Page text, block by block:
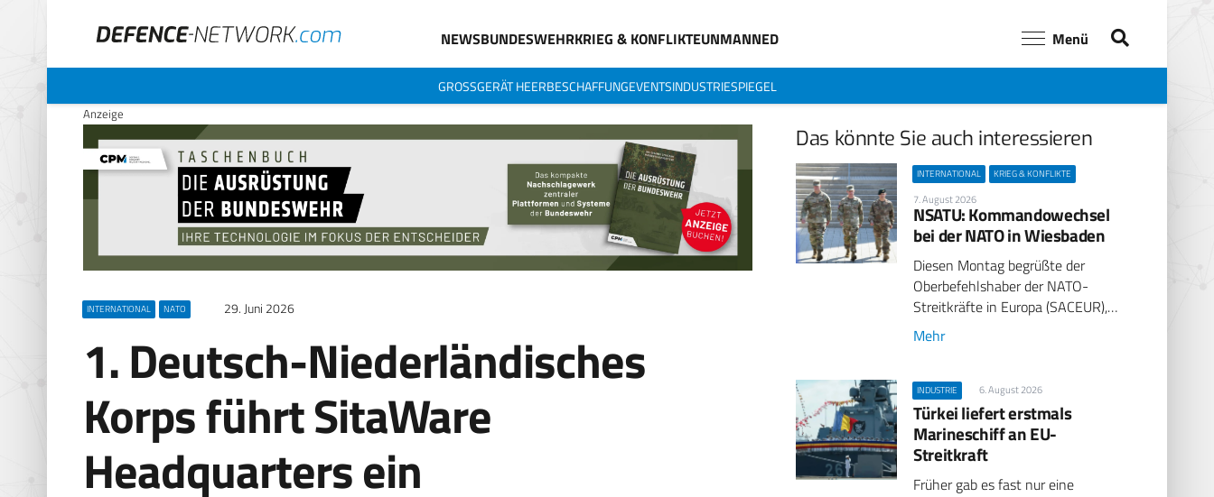
NEWSBUNDESWEHRKRIEG & KONFLIKTEUNMANNED Menü
GROSSGERÄT HEERBESCHAFFUNGEVENTSINDUSTRIESPIEGEL
Anzeige
INTERNATIONAL NATO 29. Juni 2026
1. Deutsch-Niederländisches
Korps führt SitaWare
Headquarters ein
Das könnte Sie auch interessieren
INTERNATIONAL KRIEG & KONFLIKTE
7. August 2026
NSATU: Kommandowechsel
bei der NATO in Wiesbaden
Diesen Montag begrüßte der
Oberbefehlshaber der NATO-
Streitkräfte in Europa (SACEUR),…
Mehr
INDUSTRIE 6. August 2026
Türkei liefert erstmals
Marineschiff an EU-
Streitkraft
Früher gab es fast nur eine